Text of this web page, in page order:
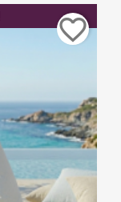
favorite_border